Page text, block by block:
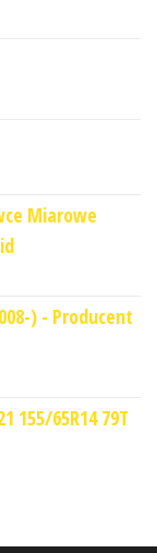
Miarowe
) - Producent
155/65R14 79T